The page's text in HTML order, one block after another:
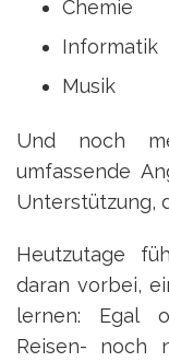
Chemie
Informatik
Musik
Und noch
umfassende
Unterstützung,
Heutzutage
daran vorbei,
lernen: Egal
Reisen- noch